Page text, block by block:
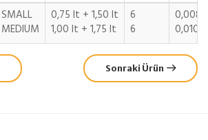
SMALL
MEDIUM
0,75 lt + 1,50 lt
1,00 lt + 1,75 lt
6
6
Sonraki Ürün